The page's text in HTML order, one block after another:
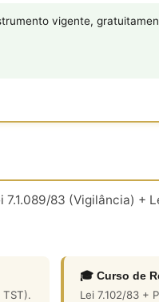
vigente,
7.1.089/83 (Vigilância) +
🎓 Curso de
Lei 7.102/83 +